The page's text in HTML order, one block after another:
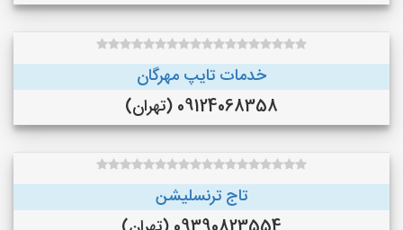
خدمات تایپ مهرگان
09124068358 (تهران)
تاج ترنسلیشن